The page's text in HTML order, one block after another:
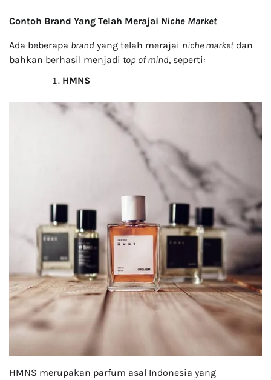
Contoh Brand Yang Telah Merajai Niche Market
Ada beberapa brand yang telah merajai niche marketdan
bahkan berhasil menjadi top of mind, seperti:
HMNS
HMNS merupakan parfum asal Indonesia yang